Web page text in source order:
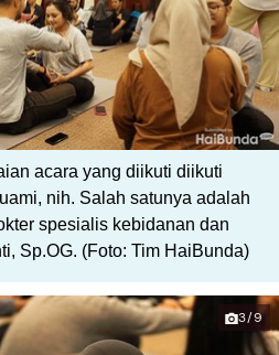
acara yang diikuti diikuti
nih. Salah satunya adalah
spesialis kebidanan dan
Sp.OG. (Foto: Tim HaiBunda)
3/9